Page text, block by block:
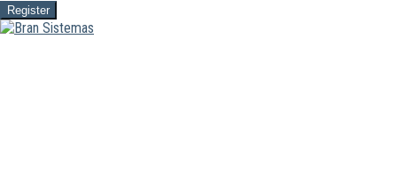
Register